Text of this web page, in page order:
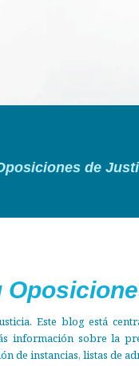
Estudia
de
Este blog está
información sobre la
de instancias, listas de